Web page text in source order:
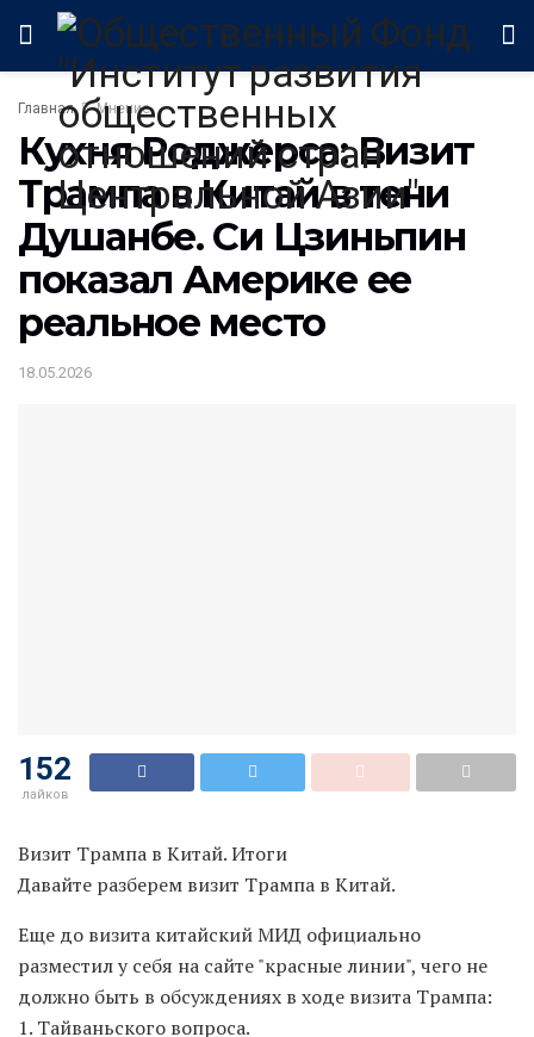
Главная Мнение
Кухня Роджерса: Визит
Трампа в Китай в тени
Душанбе. Си Цзиньпин
показал Америке ее
реальное место
18.05.2026
152
лайков
Визит Трампа в Китай. Итоги
Давайте разберем визит Трампа в Китай.
Еще до визита китайский МИД официально
разместил у себя на сайте "красные линии", чего не
должно быть в обсуждениях в ходе визита Трампа:
1. Тайваньского вопроса.